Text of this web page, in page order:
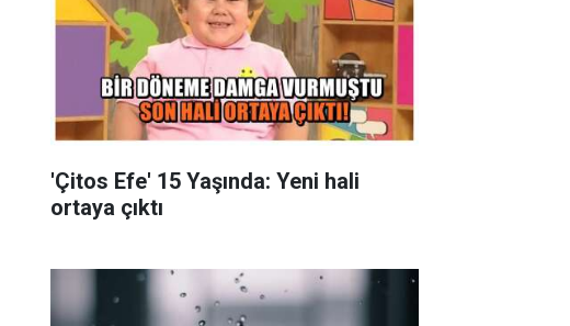
'Çitos Efe' 15 Yaşında: Yeni hali
ortaya çıktı